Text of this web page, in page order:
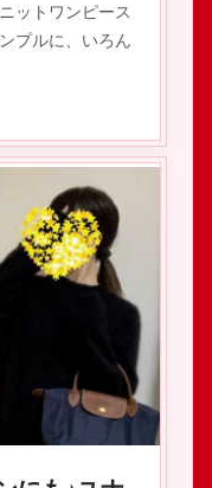
ットワンピース
プルに、いろん
2020.01.18